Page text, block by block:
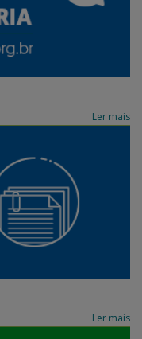
Ler mais
Ler mais